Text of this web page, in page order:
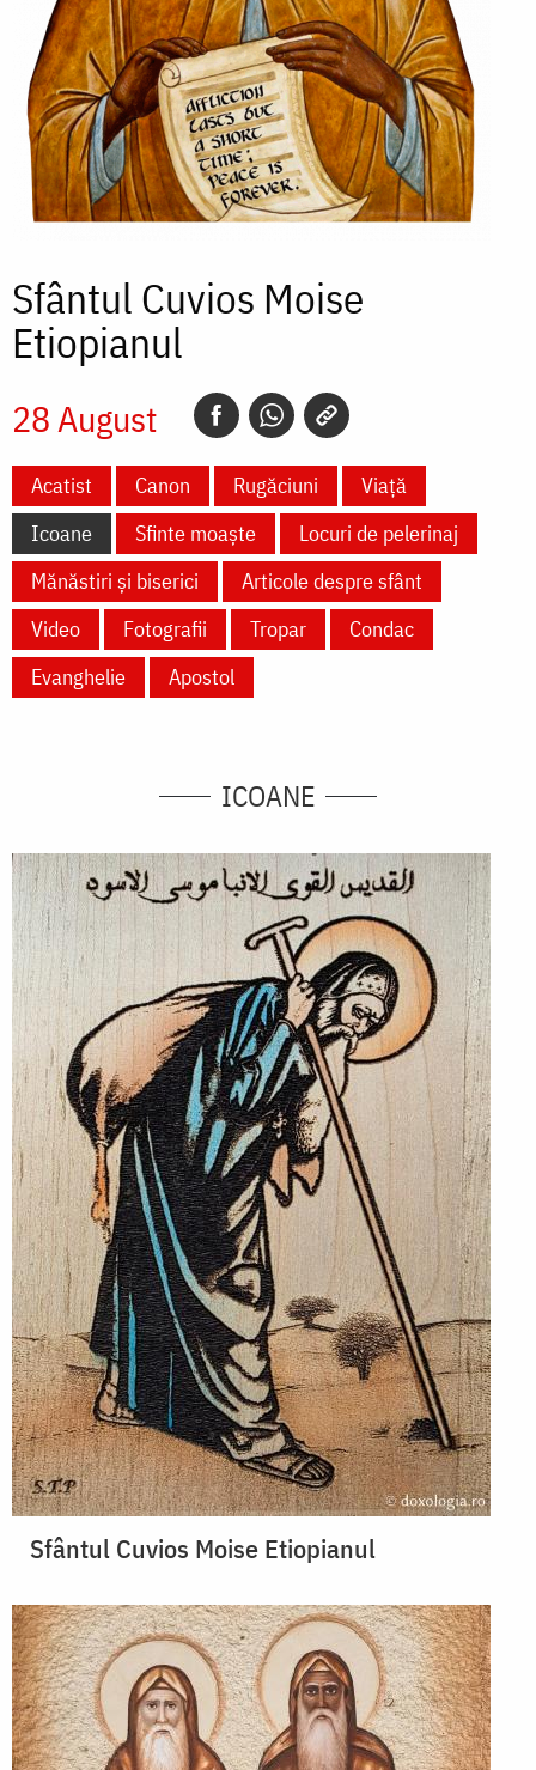
Sfântul Cuvios Moise
Etiopianul
28 August
Acatist Canon Rugăciuni
Viață
Icoane
Sfinte moaște
Locuri de pelerinaj
Mănăstiri și biserici
Articole despre sfânt
Video
Fotografii Tropar
Condac
Evanghelie
Apostol
ICOANE
Sfântul Cuvios Moise Etiopianul